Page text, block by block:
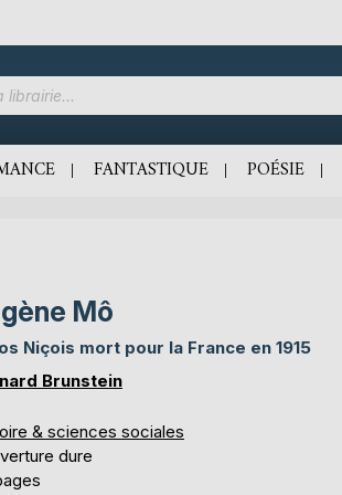
FANTASTIQUE POÉSIE
Mô
Niçois mort pour la France en 1915
Brunstein
& sciences sociales
dure